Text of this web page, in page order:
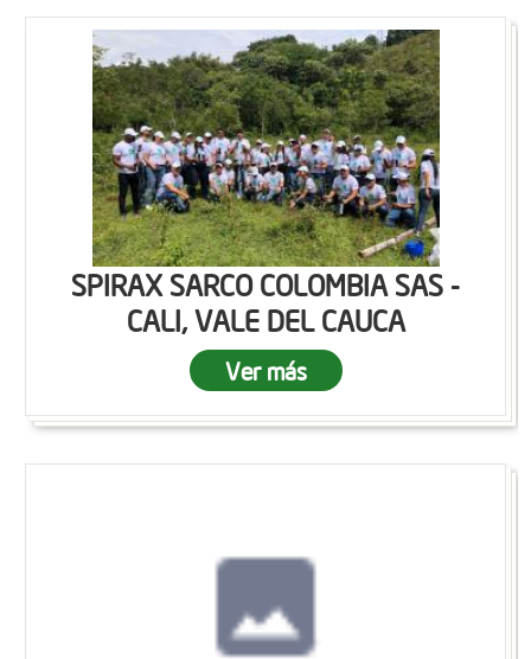
SPIRAX SARCO COLOMBIA SAS -
CALI, VALE DEL CAUCA
Ver más